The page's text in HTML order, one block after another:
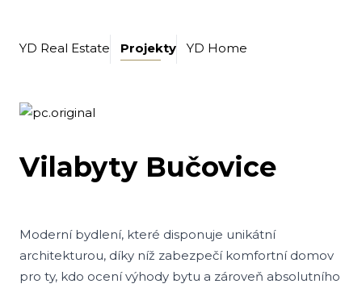
YD Real Estate Projekty YD Home
Vilabyty Bučovice
Moderní bydlení, které disponuje unikátní
architekturou, díky níž zabezpečí komfortní domov
pro ty, kdo ocení výhody bytu a zároveň absolutního